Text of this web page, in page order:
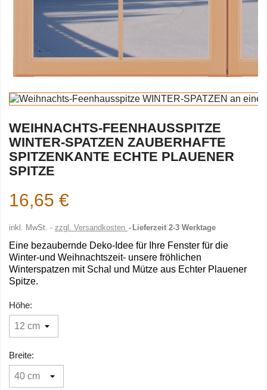
WEIHNACHTS-FEENHAUSSPITZE
WINTER-SPATZEN ZAUBERHAFTE
SPITZENKANTE ECHTE PLAUENER
SPITZE
16,65 €
inkl. MwSt. zzgl. Versandkosten Lieferzeit 2-3 Werktage
Eine bezaubernde Deko-Idee für Ihre Fenster für die
Winter-und Weihnachtszeit- unsere fröhlichen
Winterspatzen mit Schal und Mütze aus Echter Plauener
Spitze.
Höhe:
Breite: